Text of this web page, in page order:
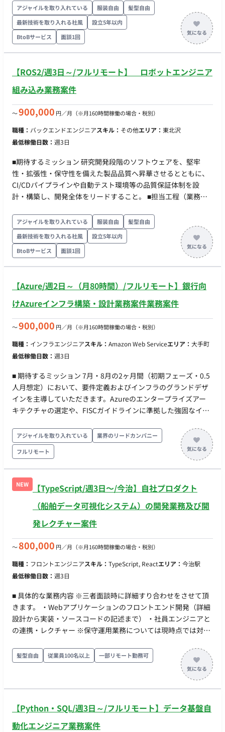
プラットフォームにおける、フロントエンド・バックエンドの
設計および実装業務を担当していただきます。UI/UXデザイナー
やロボット・制御エンジニアと連携し、リアルタイムデータの
可視化やシステム全体の構築を主導していただきます ■開発環
境 ・ プログラミング：TypeScript, JavaScript, Python ・ FW：
Actions
アジャイルを取り入れている 服装自由
髪型自由
最新技術を取り入れる社風
設立5年以内
BtoBサービス
面談1回
【ROS2/週3日～/フルリモート】 ロボットエンジニア
組み込み業務案件
〜900,000 円／月 （※月160時間稼働の場合・税別）
職種： バックエンドエンジニアスキル： その他エリア： 東北沢
最低稼働日数： 週3日
■期待するミッション 研究開発段階のソフトウェアを、堅牢
性・拡張性・保守性を備えた製品品質へ昇華させるとともに、
CI/CDパイプラインや自動テスト環境等の品質保証体制を設
計・構築し、開発全体をリードすること。 ■担当工程（業務範
ム開発の主導 ・ CI/CDパイプライン、自動テスト・シミュレー
ション環境の設計および構築 ・ ブランチ戦略やコードレビュー
方針の策定と運用 ■稼働について 必要に応じて出社をお願いす
る可能性がございます。
アジャイルを取り入れている 服装自由
髪型自由
最新技術を取り入れる社風
設立5年以内
BtoBサービス
面談1回
【Azure/週2日～（月80時間）/フルリモート】銀行向
けAzureインフラ構築・設計業務案件業務案件
〜900,000 円／月 （※月160時間稼働の場合・税別）
職種： インフラエンジニアスキル： Amazon Web Serviceエリア： 大手町
最低稼働日数： 週3日
■ 期待するミッション 7月・8月の2ヶ月間（初期フェーズ・0.5
人月想定）において、要件定義およびインフラのグランドデザ
インを主導していただきます。Azureのエンタープライズアー
キテクチャの選定や、FISCガイドラインに準拠した強固なイン
バトンを繋ぐことがミッションです。 ※本フェーズが終了した
後は、継続して設計・構築フェーズに携わっていただく予定で
す。 ■ 業務内容・担当工程 【インフラ要件定義・方針策定】 新
規構築におけるAzureインフラのグランドデザイン、およびネ
ットワーク構成（Hub-Spoke構成、Azureランディングゾーン
の選定など）の方針打ち出し。 【非機能要件の整理・定義】 シ
ステム特性に応じたCI/CDパイプライン、統合監視、ログ管理・
けクラウドガイドラインやFISCフレームワークを深く理解し、
インフラ構成へ落とし込むための検討。 【ステークホルダーと
の合意形成】 プロジェクトメンバーとの要件整理に加え、必要
に応じてエンドユーザー（銀行）との打ち合わせ・調整への同
席。 ■ 開発環境・技術スタック クラウド環境: Azure (Azure
Spoke構成, 各種VNet設計 IaC / CI/CD: Terraform, Azure
DevOps その他: FISC安全対策基準への準拠設計 ■ 働き方・稼働
条件 開始時期: 2026年7月第1週（調整により7月1日〜） 稼働
量: 週2日〜（月80時間・0.5人月想定。柔軟な時間調整、また
し） フレックス稼働: 可能（コアタイムなしのマンスリーフレ
ックス制度あり） PC環境: 企業側よりPC貸与の可能性あり（調
アジャイルを取り入れている
業界のリードカンパニー
フルリモート
NEW
【TypeScript/週3日〜/今治】自社プロダクト
（船舶データ可視化システム）の開発業務及び開
発レクチャー案件
〜800,000 円／月 （※月160時間稼働の場合・税別）
職種： フロントエンジニアスキル： TypeScript, Reactエリア： 今治駅
最低稼働日数： 週3日
■ 具体的な業務内容 ※三者面談時に詳細すり合わせをさせて頂
きます。 ・Webアプリケーションのフロントエンド開発（詳細
設計から実装・ソースコードの記述まで） ・社員エンジニアと
の連携・レクチャー ※保守運用業務については現時点では対象
FW：React ツール・インフラ（社内利用実績）：DynamoDB,
PostgreSQL などのクラウド環境 ■ チーム体制 ITシステム開発
わせをさせて頂きます。 一部ご出社のご相談等もさせて頂けれ
TypeScriptを使用したWebアプリケーションのフロントエンド
開発経験 ・詳細設計から実装までご自身で自走して手を動かせ
髪型自由 従業員100名以上 一部リモート勤務可
【Python・SQL/週3日～/フルリモート】データ基盤自
動化エンジニア業務案件